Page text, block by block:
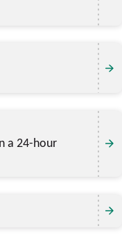
a 24-hour